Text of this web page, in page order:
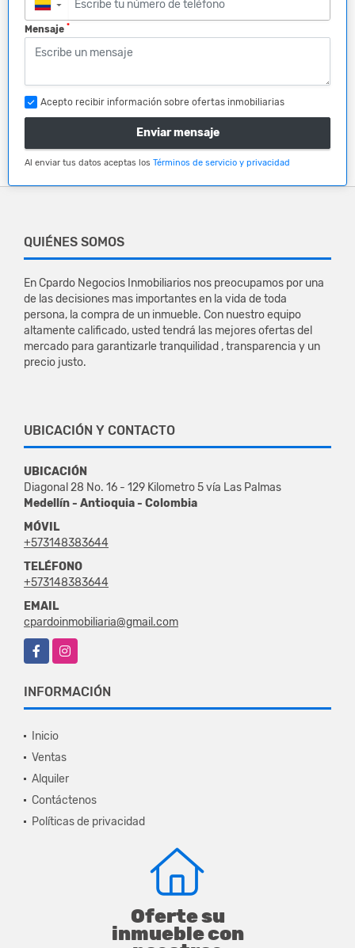
▼
Mensaje *
Acepto recibir información sobre ofertas inmobiliarias
Enviar mensaje
Al enviar tus datos aceptas los Términos de servicio y privacidad
QUIÉNES SOMOS
En Cpardo Negocios Inmobiliarios nos preocupamos por una
de las decisiones mas importantes en la vida de toda
persona, la compra de un inmueble. Con nuestro equipo
altamente calificado, usted tendrá las mejores ofertas del
mercado para garantizarle tranquilidad , transparencia y un
precio justo.
UBICACIÓN Y CONTACTO
UBICACIÓN
Diagonal 28 No. 16 - 129 Kilometro 5 vía Las Palmas
Medellín - Antioquia - Colombia
MÓVIL
+573148383644
TELÉFONO
+573148383644
EMAIL
cpardoinmobiliaria@gmail.com
FacebookInstagram
INFORMACIÓN
Inicio
Ventas
Alquiler
Contáctenos
Políticas de privacidad
Oferte su
inmueble con